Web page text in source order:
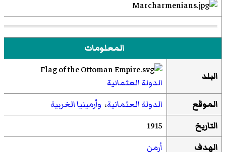
المعلومات
البلد
الدولة العثمانية
الموقع
الدولة العثمانية، وأرمينيا الغربية
التاريخ
1915
الهدف
أرمن